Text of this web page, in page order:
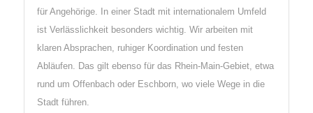
für Angehörige. In einer Stadt mit internationalem Umfeld
ist Verlässlichkeit besonders wichtig. Wir arbeiten mit
klaren Absprachen, ruhiger Koordination und festen
Abläufen. Das gilt ebenso für das Rhein-Main-Gebiet, etwa
rund um Offenbach oder Eschborn, wo viele Wege in die
Stadt führen.